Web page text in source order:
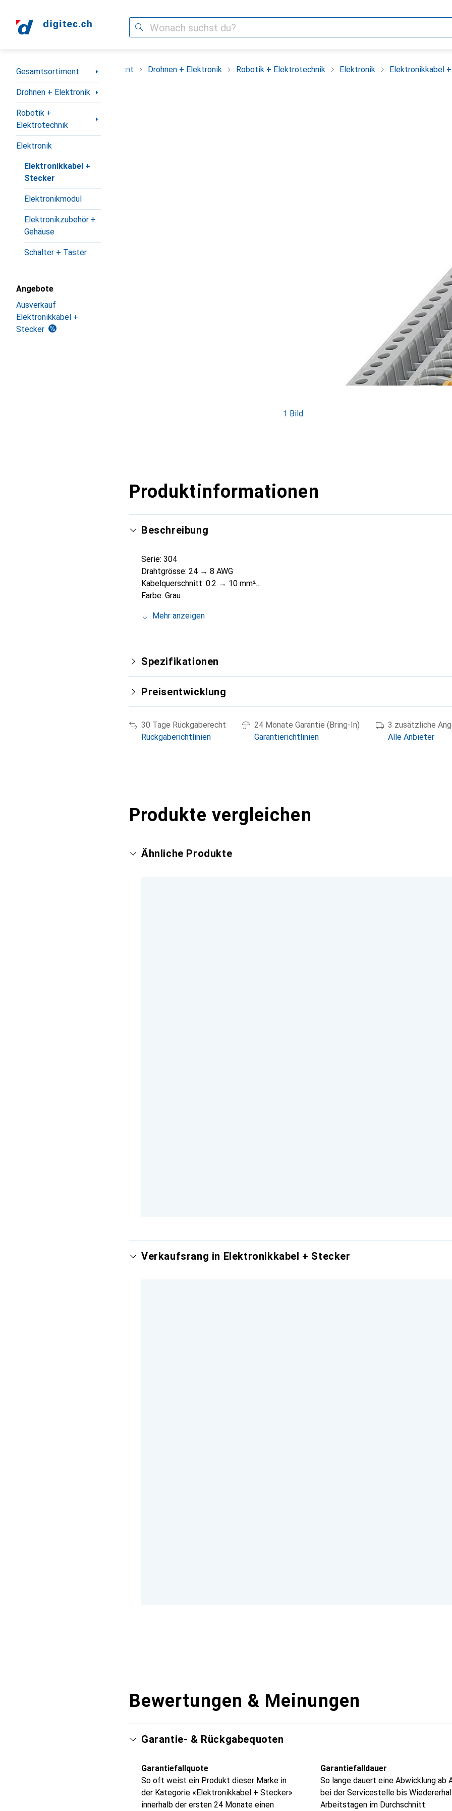
Suche
Navigation nach Kategorien
Gesamtsortiment
Drohnen + Elektronik
Robotik +
Elektrotechnik
Elektronik
Elektronikkabel +
Stecker
Elektronikmodul
Elektronikzubehör +
Gehäuse
Schalter + Taster
Angebote
Ausverkauf
Elektronikkabel +
Stecker
Gesamtsortiment Drohnen + Elektronik Robotik + Elektrotechnik Elektronik Elektronikkabel
1 Bild
Produktinformationen
Beschreibung
Serie: 304
Drahtgrösse: 24 → 8 AWG
Kabelquerschnitt: 0.2 → 10 mm²
Farbe: Grau
Anzahl Ebenen: Einfach
Betriebsspannung: 500 V
Raster: 8.2 mm
Mehr anzeigen
Spezifikationen
Preisentwicklung
30 Tage Rückgaberecht
Rückgaberichtlinien
24 Monate Garantie (Bring-In)
Garantierichtlinien
3 zusätzliche
Alle Anbieter
Produkte vergleichen
Ähnliche Produkte
Verkaufsrang in Elektronikkabel + Stecker
Bewertungen & Meinungen
Garantie- & Rückgabequoten
Garantiefallquote
So oft weist ein Produkt dieser Marke in
der Kategorie «Elektronikkabel + Stecker»
innerhalb der ersten 24 Monate einen
Garantiefalldauer
So lange dauert eine Abwicklung ab
bei der Servicestelle bis
Arbeitstagen im Durchschnitt.